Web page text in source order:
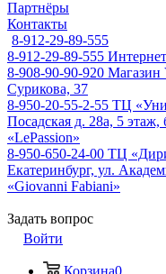
Партнёры
Контакты
8-912-29-89-555
8-912-29-89-555
8-908-90-90-920 Магазин
Сурикова, 37
8-950-20-55-2-55 ТЦ
Посадская д. 28а, 5
«LePassion»
8-950-650-24-00 ТЦ
Екатеринбург, ул.
«Giovanni Fabiani»
Задать вопрос
Войти
Корзина0